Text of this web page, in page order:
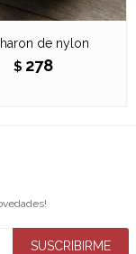
de nylon
$ 278
SUSCRIBIRME